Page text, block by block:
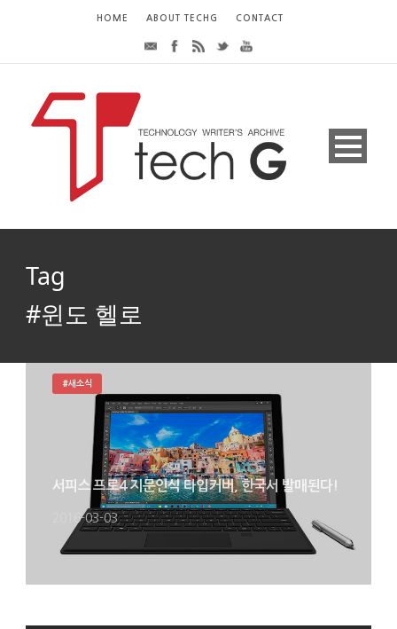
HOME ABOUT TECHG CONTACT
Tag
#윈도 헬로
서피스 프로4 지문인식 타입커버, 한국서 발매된다!
2016-03-03
#새소식